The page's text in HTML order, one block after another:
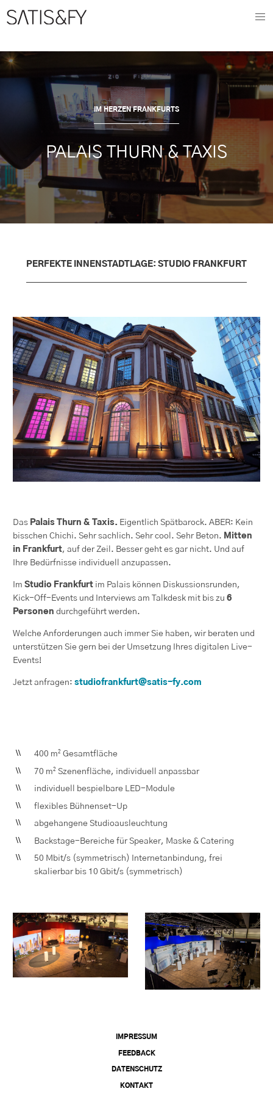
IM HERZEN FRANKFURTS
PALAIS THURN & TAXIS
PERFEKTE INNENSTADTLAGE: STUDIO FRANKFURT
Das Palais Thurn & Taxis. Eigentlich Spätbarock. ABER: Kein
bisschen Chichi. Sehrsachlich. Sehr cool. Sehr Beton. Mitten
in Frankfurt, auf der Zeil. Besser geht es gar nicht. Und auf
Ihre Bedürfnisse individuell anzupassen.
Im Studio Frankfurt im Palais können Diskussionsrunden,
Kick-Off-Events und
Interviews am Talkdesk mit bis zu 6
Personen durchgeführt werden.
Welche Anforderungen auch immer Sie haben, wir beraten und
unterstützen Sie gern bei der Umsetzung Ihres digitalen Live-
Events!
Jetzt anfragen: studiofrankfurt@satis-fy.com
400 m² Gesamtfläche
70 m² Szenenfläche, individuell anpassbar
individuell bespielbare LED-Module
flexibles Bühnenset-Up
abgehangene Studioausleuchtung
Backstage-Bereiche für Speaker, Maske & Catering
50 Mbit/s (symmetrisch) Internetanbindung, frei
skalierbar bis 10 Gbit/s (symmetrisch)
IMPRESSUM
FEEDBACK
DATENSCHUTZ
KONTAKT